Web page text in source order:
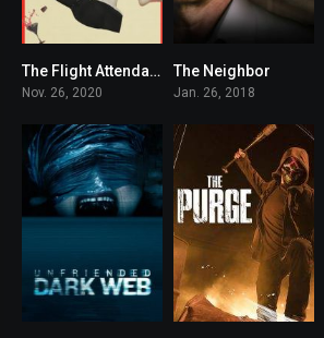
7.6The Flight Attendant
Nov. 26, 2020
The Neighbor
Jan. 26, 2018